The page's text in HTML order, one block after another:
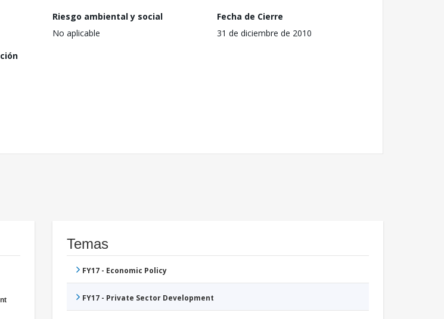
Riesgo ambiental y social
No aplicable
Fecha de Cierre
31 de diciembre de 2010
Temas
FY17 - Economic Policy
FY17 - Private Sector Development